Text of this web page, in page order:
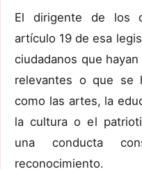
El dirigente de los
artículo 19 de esa
ciudadanos que
relevantes o que se
como las artes, la
la cultura o el
una conducta
reconocimiento.